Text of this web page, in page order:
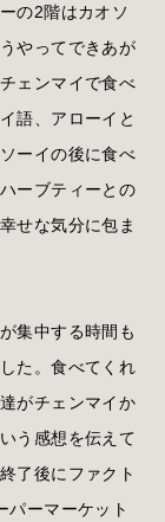
の2階はカオソ
やってできあが
ェンマイで食べ
語、アローイと
ーイの後に食べ
ーブティーとの
せな気分に包ま
集中する時間も
た。食べてくれ
がチェンマイか
う感想を伝えて
了後にファクト
パーマーケット